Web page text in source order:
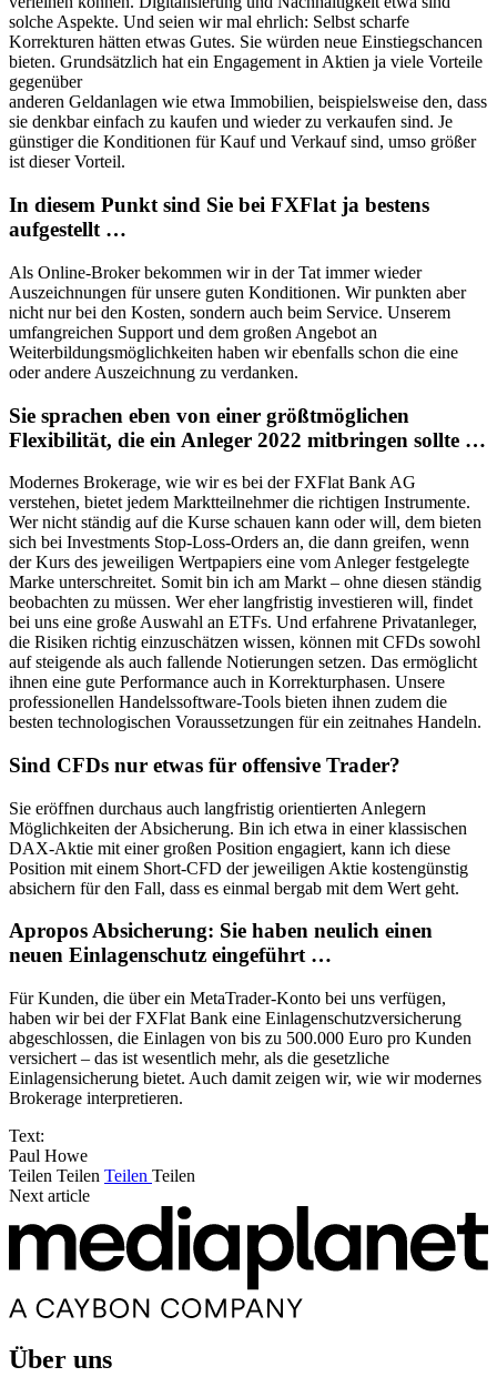
solche Aspekte. Und seien wir mal ehrlich: Selbst scharfe
Korrekturen hätten etwas Gutes. Sie würden neue Einstiegschancen
bieten. Grundsätzlich hat ein Engagement in Aktien ja viele Vorteile
gegenüber
anderen Geldanlagen wie etwa Immobilien, beispielsweise den, dass
sie denkbar einfach zu kaufen und wieder zu verkaufen sind. Je
günstiger die Konditionen für Kauf und Verkauf sind, umso größer
ist dieser Vorteil.
In diesem Punkt sind Sie bei FXFlat ja bestens
aufgestellt …
Als Online-Broker bekommen wir in der Tat immer wieder
Auszeichnungen für unsere guten Konditionen. Wir punkten aber
nicht nur bei den Kosten, sondern auch beim Service. Unserem
umfangreichen Support und dem großen Angebot an
Weiterbildungsmöglichkeiten haben wir ebenfalls schon die eine
oder andere Auszeichnung zu verdanken.
Sie sprachen eben von einer größtmöglichen
Flexibilität, die ein Anleger 2022 mitbringen sollte …
Modernes Brokerage, wie wir es bei der FXFlat Bank AG
verstehen, bietet jedem Marktteilnehmer die richtigen Instrumente.
Wer nicht ständig auf die Kurse schauen kann oder will, dem bieten
sich bei Investments Stop-Loss-Orders an, die dann greifen, wenn
der Kurs des jeweiligen Wertpapiers eine vom Anleger festgelegte
Marke unterschreitet. Somit bin ich am Markt – ohne diesen ständig
beobachten zu müssen. Wer eher langfristig investieren will, findet
bei uns eine große Auswahl an ETFs. Und erfahrene Privatanleger,
die Risiken richtig einzuschätzen wissen, können mit CFDs sowohl
auf steigende als auch fallende Notierungen setzen. Das ermöglicht
ihnen eine gute Performance auch in Korrekturphasen. Unsere
professionellen Handelssoftware-Tools bieten ihnen zudem die
besten technologischen Voraussetzungen für ein zeitnahes Handeln.
Sind CFDs nur etwas für offensive Trader?
Sie eröffnen durchaus auch langfristig orientierten Anlegern
Möglichkeiten der Absicherung. Bin ich etwa in einer klassischen
DAX-Aktie mit einer großen Position engagiert, kann ich diese
Position mit einem Short-CFD der jeweiligen Aktie kostengünstig
absichern für den Fall, dass es einmal bergab mit dem Wert geht.
Apropos Absicherung: Sie haben neulich einen
neuen Einlagenschutz eingeführt …
Für Kunden, die über ein MetaTrader-Konto bei uns verfügen,
haben wir bei der FXFlat Bank eine Einlagenschutzversicherung
abgeschlossen, die Einlagen von bis zu 500.000 Euro pro Kunden
versichert – das ist wesentlich mehr, als die gesetzliche
Einlagensicherung bietet. Auch damit zeigen wir, wie wir modernes
Brokerage interpretieren.
Text:
Paul Howe
Teilen Teilen Teilen Teilen
Next article
Über uns